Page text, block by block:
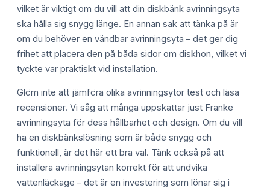
vilket är viktigt om du vill att din diskbänk avrinningsyta
ska hålla sig snygg länge. En annan sak att tänka på är
om du behöver en vändbar avrinningsyta – det ger dig
frihet att placera den på båda sidor om diskhon, vilket vi
tyckte var praktiskt vid installation.
Glöm inte att jämföra olika avrinningsytor test och läsa
recensioner. Vi såg att många uppskattar just Franke
avrinningsyta för dess hållbarhet och design. Om du vill
ha en diskbänkslösning som är både snygg och
funktionell, är det här ett bra val. Tänk också på att
installera avrinningsytan korrekt för att undvika
vattenläckage – det är en investering som lönar sig i